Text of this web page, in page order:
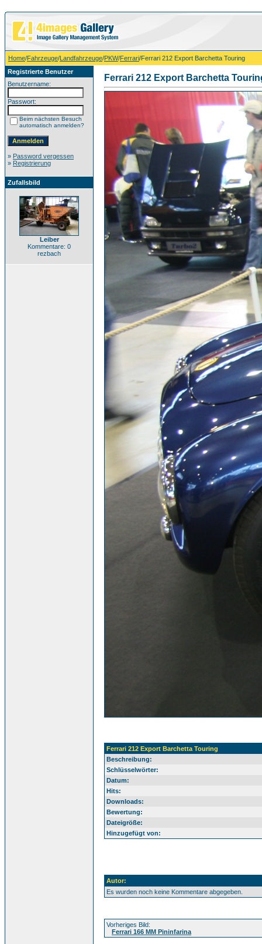
Home/Fahrzeuge/Landfahrzeuge/PKW/Ferrari/Ferrari 212 Export Barchetta Touring
Registrierte Benutzer
Benutzername:
Passwort:
Beim nächsten Besuch
automatisch anmelden?
» Password vergessen
» Registrierung
Zufallsbild
Leiber
Kommentare: 0
rezbach
Ferrari 212 Export Barchetta
Ferrari 212 Export Barchetta Touring
Beschreibung:
Schlüsselwörter:
Datum:
Hits:
Downloads:
Bewertung:
Dateigröße:
Hinzugefügt von:
Autor:
Es wurden noch keine Kommentare abgegeben.
Vorheriges Bild:
Ferrari 166 MM Pininfarina